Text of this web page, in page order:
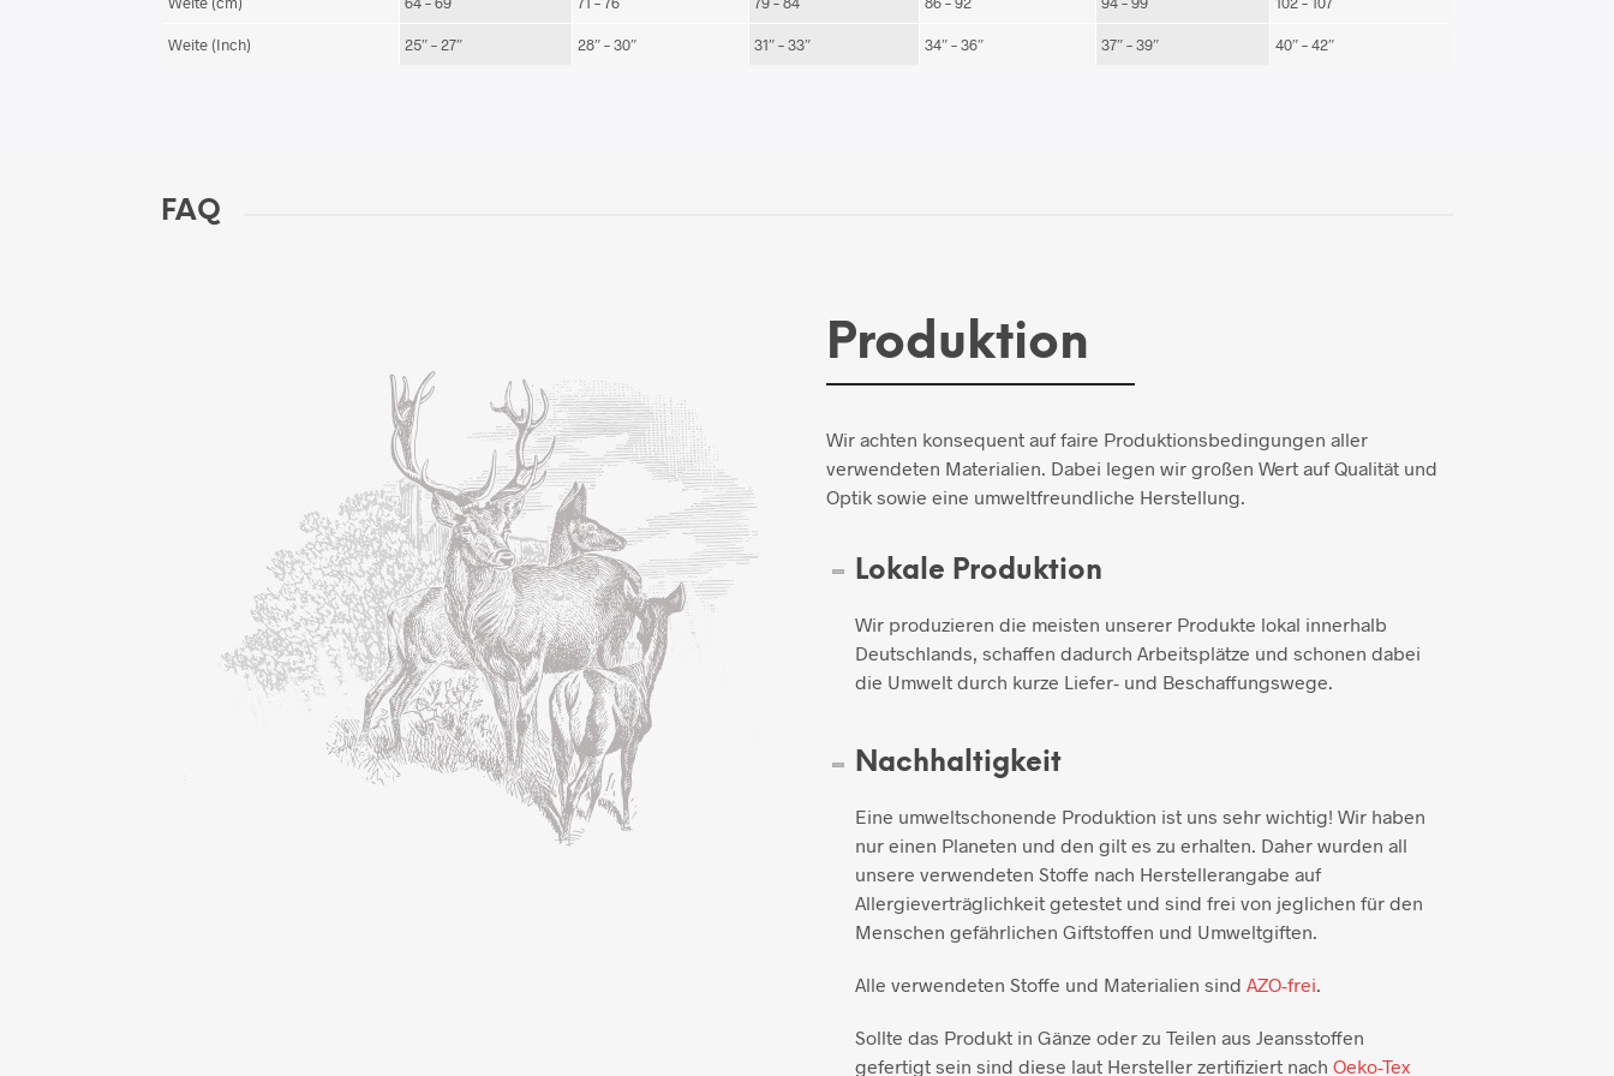
Weite (Inch) 25″ – 27″ 28″ – 30″ 31″ – 33″ 34″ – 36″ 37″ – 39″ 40″ – 42″
FAQ
Produktion
Wir achten konsequent auf faire Produktionsbedingungen aller
verwendeten Materialien. Dabei legen wir großen Wert auf Qualität und
Optik sowie eine umweltfreundliche Herstellung.
Lokale Produktion
Wir produzieren die meisten unserer Produkte lokal innerhalb
Deutschlands, schaffen dadurch Arbeitsplätze und schonen dabei
die Umwelt durch kurze Liefer- und Beschaffungswege.
Nachhaltigkeit
Eine umweltschonende Produktion ist uns sehr wichtig! Wir haben
nur einen Planeten und den gilt es zu erhalten. Daher wurden all
unsere verwendeten Stoffe nach Herstellerangabe auf
Allergieverträglichkeit getestet und sind frei von jeglichen für den
Menschen gefährlichen Giftstoffen und Umweltgiften.
Alle verwendeten Stoffe und Materialien sindAZO-frei.
Sollte das Produkt in Gänze oder zu Teilen aus Jeansstoffen
gefertigt sein sind diese laut Hersteller zertifiziert nachOeko-Tex